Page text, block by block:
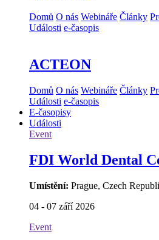
Domů O nás Webináře Články
Události e-časopis
ACTEON
Domů O nás Webináře Články
Události e-časopis
E-časopisy
Události
Event
FDI World Dental
Umístění: Prague, Czech
04 - 07 září 2026
Event